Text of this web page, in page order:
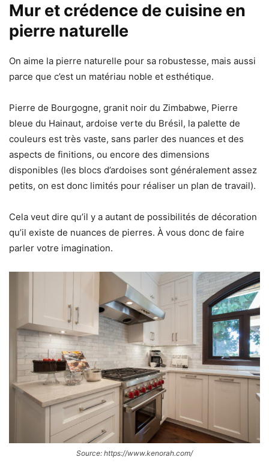
Mur et crédence de cuisine en
pierre naturelle
On aime la pierre naturelle pour sa robustesse, mais aussi
parce que c’est un matériau noble et esthétique.
Pierre de Bourgogne, granit noir du Zimbabwe, Pierre
bleue du Hainaut, ardoise verte du Brésil, la palette de
couleurs est très vaste, sans parler des nuances et des
aspects de finitions, ou encore des dimensions
disponibles (les blocs d’ardoises sont généralement assez
petits, on est donc limités pour réaliser un plan de travail).
Cela veut dire qu’il y a autant de possibilités de décoration
qu’il existe de nuances de pierres. À vous donc de faire
parler votre imagination.
Source: https://www.kenorah.com/